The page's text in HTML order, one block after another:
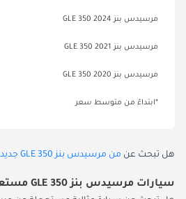
مرسيدس بنز GLE 350 2024
مرسيدس بنز GLE 350 2021
مرسيدس بنز GLE 350 2020
*ابتداءً من متوسط سعر
هل تبحث عن من مرسيدس بنز GLE 350 جديدة للبيع في دبي
سيارات مرسيدس بنز GLE 350 مستعملة للبيع في دبي